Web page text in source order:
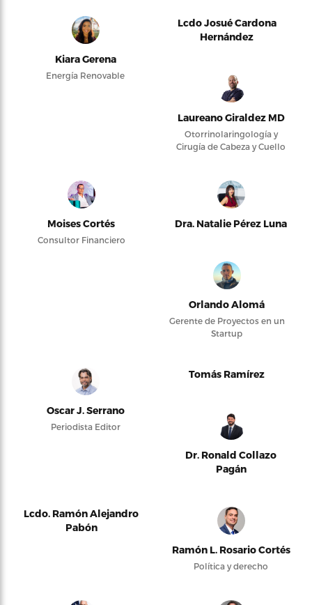
Kiara Gerena
Energía Renovable
Lcdo Josué Cardona
Hernández
Laureano Giraldez MD
Otorrinolaringología y
Cirugía de Cabeza y Cuello
Moises Cortés
Consultor Financiero
Dra. Natalie Pérez Luna
Orlando Alomá
Gerente de Proyectos en un
Startup
Oscar J. Serrano
Periodista Editor
Tomás Ramírez
Dr. Ronald Collazo
Pagán
Lcdo. Ramón Alejandro
Pabón
Ramón L. Rosario Cortés
Política y derecho